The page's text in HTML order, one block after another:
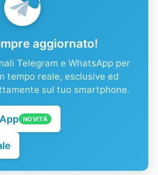
aggiornato!
Telegram e WhatsApp per
tempo reale, esclusive ed
sul tuo smartphone.
NOVITÀ